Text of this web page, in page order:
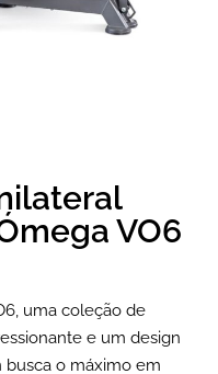
VO6
uma coleção de
e um design
busca o máximo em